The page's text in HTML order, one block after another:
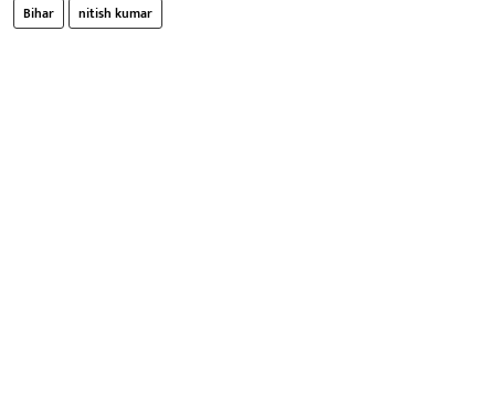
Bihar nitish kumar